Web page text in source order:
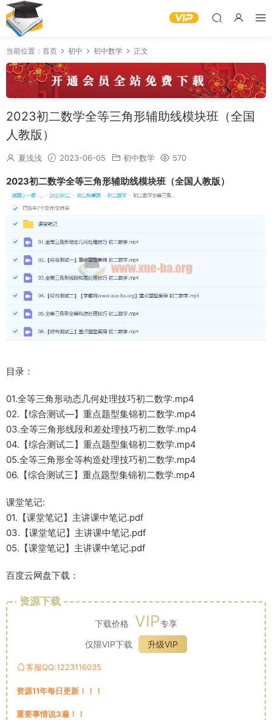
当前位置： 首页 初中 初中数学 正文
2023初二数学全等三角形辅助线模块班（全国
人教版）
夏浅浅 2023-06-05 初中数学 570
2023初二数学全等三角形辅助线模块班（全国人教版）
目录：
01.全等三角形动态几何处理技巧初二数学.mp4
02.【综合测试—】重点题型集锦初二数学.mp4
03.全等三角形线段和差处理技巧初二数学.mp4
04.【综合测试二】重点题型集锦初二数学.mp4
05.全等三角形全等构造处理技巧初二数学.mp4
06.【综合测试三】重点题型集锦初二数学.mp4
课堂笔记:
01.【课堂笔记】主讲课中笔记.pdf
03.【课堂笔记】主讲课中笔记.pdf
05.【课堂笔记】主讲课中笔记.pdf
百度云网盘下载：
资源下载
下载价格 VIP专享
仅限VIP下载
升级VIP
客服QQ:1223116035
资源11年每日更新！！！
重要事情说3遍！！